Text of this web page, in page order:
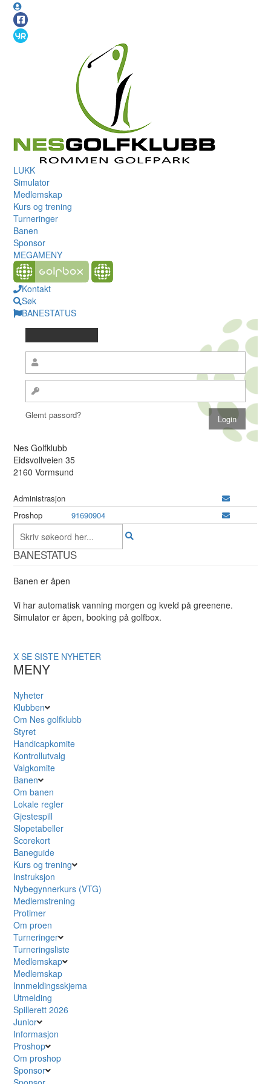
LUKK
Simulator
Medlemskap
Kurs og trening
Turneringer
Banen
Sponsor
MEGAMENY
Kontakt
Søk
BANESTATUS
Glemt passord?
Nes Golfklubb
Eidsvollveien 35
2160 Vormsund
Administrasjon
Proshop
91690904
BANESTATUS
Banen er åpen
Vi har automatisk vanning morgen og kveld på greenene.
Simulator er åpen, booking på golfbox.
X SE SISTE NYHETER
MENY
Nyheter
Klubben
Om Nes golfklubb
Styret
Handicapkomite
Kontrollutvalg
Valgkomite
Banen
Om banen
Lokale regler
Gjestespill
Slopetabeller
Scorekort
Baneguide
Kurs og trening
Instruksjon
Nybegynnerkurs (VTG)
Medlemstrening
Protimer
Om proen
Turneringer
Turneringsliste
Medlemskap
Medlemskap
Innmeldingsskjema
Utmelding
Spillerett 2026
Junior
Informasjon
Proshop
Om proshop
Sponsor